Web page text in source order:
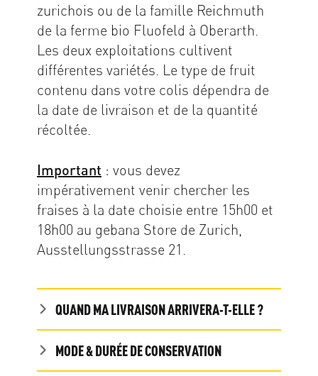
zurichois ou de la famille Reichmuth
de la ferme bio Fluofeld à Oberarth.
Les deux exploitations cultivent
différentes variétés. Le type de fruit
contenu dans votre colis dépendra de
la date de livraison et de la quantité
récoltée.
Important : vous devez
impérativement venir chercher les
fraises à la date choisie entre 15h00 et
18h00 au gebana Store de Zurich,
Ausstellungsstrasse 21.
QUAND MA LIVRAISON ARRIVERA-T-ELLE ?
MODE & DURÉE DE CONSERVATION